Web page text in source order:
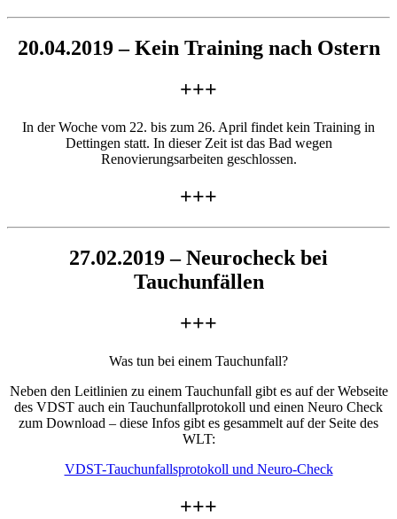
20.04.2019 – Kein Training nach Ostern
+++
In der Woche vom 22. bis zum 26. April findet kein Training in
Dettingen statt. In dieser Zeit ist das Bad wegen
Renovierungsarbeiten geschlossen.
+++
27.02.2019 – Neurocheck bei
Tauchunfällen
+++
Was tun bei einem Tauchunfall?
Neben den Leitlinien zu einem Tauchunfall gibt es auf der Webseite
des VDST auch ein Tauchunfallprotokoll und einen Neuro Check
zum Download – diese Infos gibt es gesammelt auf der Seite des
WLT:
VDST-Tauchunfallsprotokoll und Neuro-Check
+++